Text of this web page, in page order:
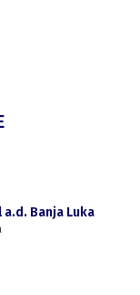
Banja Luka